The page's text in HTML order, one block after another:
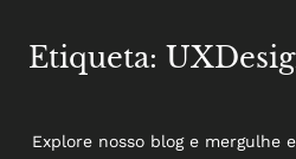
Etiqueta:
Explore nosso blog e mergulhe